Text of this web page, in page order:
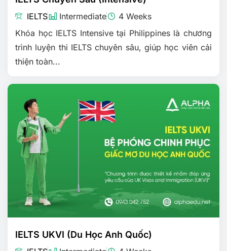
IELTS Intermediate
4 Weeks
Khóa học IELTS Intensive tại Philippines là chương
trình luyện thi IELTS chuyên sâu, giúp học viên cải
thiện toàn...
IELTS UKVI (Du Học Anh Quốc)